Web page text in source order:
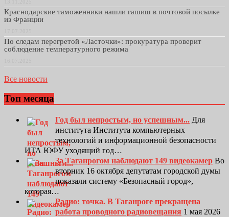
Краснодарские таможенники нашли гашиш в почтовой посылке
из Франции
По следам перегретой «Ласточки»: прокуратура проверит
соблюдение температурного режима
Все новости
Топ месяца
Год был непростым, но успешным... Для
института Института компьютерных
технологий и информационной безопасности
ИТА ЮФУ уходящий год…
За Таганрогом наблюдают 149 видеокамер Во
вторник 16 октября депутатам городской думы
показали систему «Безопасный город»,
которая…
Радио: точка. В Таганроге прекращена
работа проводного радиовещания 1 мая 2026